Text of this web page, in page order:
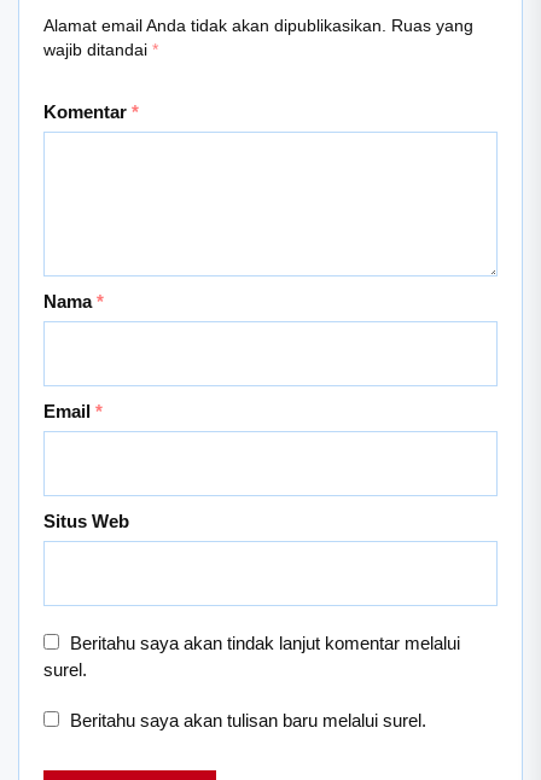
Alamat email Anda tidak akan dipublikasikan.
Ruas yang
wajib ditandai *
Komentar *
Nama*
Email *
Situs Web
Beritahu saya akan tindak lanjut komentar melalui
surel.
Beritahu saya akan tulisan baru melalui surel.